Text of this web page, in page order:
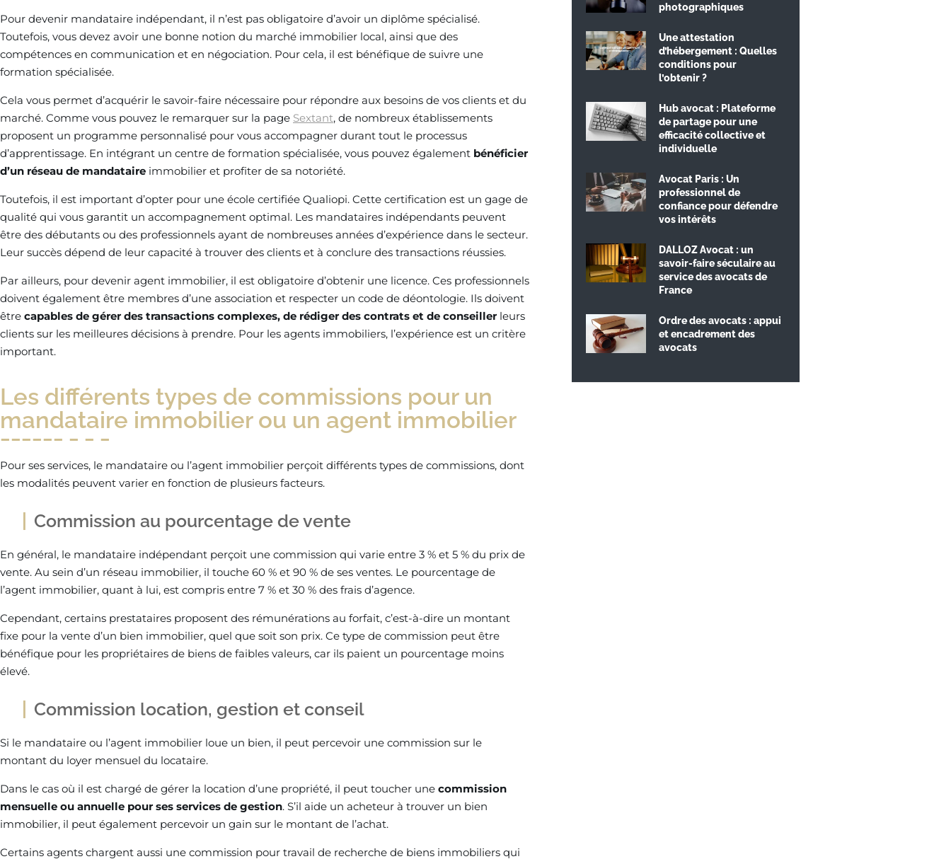
Pour devenir mandataire indépendant, il n’est pas obligatoire d’avoir un diplôme spécialisé.
Toutefois, vous devez avoir une bonne notion du marché immobilier local, ainsi que des
compétences en communication et en négociation. Pour cela, il est bénéfique de suivre une
formation spécialisée.
Cela vous permet d’acquérir le savoir-faire nécessaire pour répondre aux besoins de vos clients et du
marché. Comme vous pouvez le remarquer sur la page Sextant, de nombreux établissements
proposent un programme personnalisé pour vous accompagner durant tout le processus
d’apprentissage. En intégrant un centre de formation spécialisée, vous pouvez également bénéficier
d’un réseau de mandataire immobilier et profiter de sa notoriété.
Toutefois, il est important d’opter pour une école certifiée Qualiopi. Cette certification est un gage de
qualité qui vous garantit un accompagnement optimal. Les mandataires indépendants peuvent
être des débutants ou des professionnels ayant de nombreuses années d’expérience dans le secteur.
Leur succès dépend de leur capacité à trouver des clients et à conclure des transactions réussies.
Par ailleurs, pour devenir agent immobilier, il est obligatoire d’obtenir une licence. Ces professionnels
doivent également être membres d’une association et respecter un code de déontologie. Ils doivent
être capables de gérer des transactions complexes, de rédiger des contrats et de conseiller leurs
clients sur les meilleures décisions à prendre. Pour les agents immobiliers, l’expérience est un critère
important.
Les différents types de commissions pour un
mandataire immobilier ou un agent immobilier
Pour ses services, le mandataire ou l’agent immobilier perçoit différents types de commissions, dont
les modalités peuvent varier en fonction de plusieurs facteurs.
Commission au pourcentage de vente
En général, le mandataire indépendant perçoit une commission qui varie entre 3 % et 5 % du prix de
vente. Au sein d’un réseau immobilier, il touche 60 % et 90 % de ses ventes. Le pourcentage de
l’agent immobilier, quant à lui, est compris entre 7 % et 30 % des frais d’agence.
Cependant, certains prestataires proposent des rémunérations au forfait, c’est-à-dire un montant
fixe pour la vente d’un bien immobilier, quel que soit son prix. Ce type de commission peut être
bénéfique pour les propriétaires de biens de faibles valeurs, car ils paient un pourcentage moins
élevé.
Commission location, gestion et conseil
Si le mandataire ou l’agent immobilier loue un bien, il peut percevoir une commission sur le
montant du loyer mensuel du locataire.
Dans le cas où il est chargé de gérer la location d’une propriété, il peut toucher une commission
mensuelle ou annuelle pour ses services de gestion. S’il aide un acheteur à trouver un bien
immobilier, il peut également percevoir un gain sur le montant de l’achat.
Certains agents chargent aussi une commission pour travail de recherche de biens immobiliers qui
photographiques
Une attestation
d’hébergement : Quelles
conditions pour
l’obtenir ?
Hub avocat : Plateforme
de partage pour une
efficacité collective et
individuelle
Avocat Paris : Un
professionnel de
confiance pour défendre
vos intérêts
DALLOZ Avocat : un
savoir-faire séculaire au
service des avocats de
France
Ordre des avocats : appui
et encadrement des
avocats